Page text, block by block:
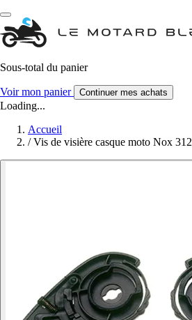
Sous-total du panier
Voir mon panier Continuer mes achats
Loading...
Accueil
/ Vis de visière casque moto Nox 312